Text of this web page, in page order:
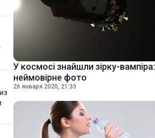
У космосі знайшли зірку-вампіра:
неймовірне фото
26 января 2020, 21:33